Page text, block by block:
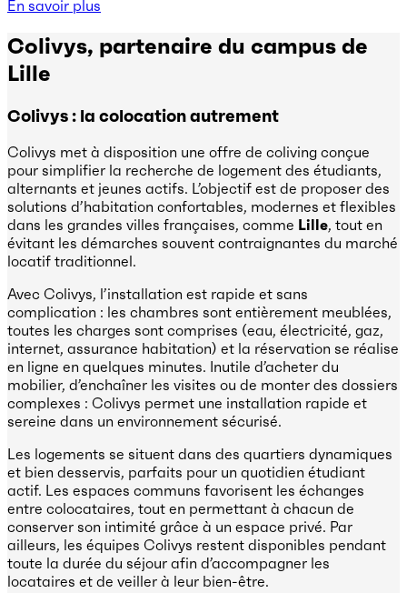
En savoir plus
Colivys, partenaire du campus de
Lille
Colivys : la colocation autrement
Colivys met à disposition une offre de coliving conçue
pour simplifier la recherche de logement des étudiants,
alternants et jeunes actifs. L’objectif est de proposer des
solutions d’habitation confortables, modernes et flexibles
dans les grandes villes françaises, comme Lille, tout en
évitant les démarches souvent contraignantes du marché
locatif traditionnel.
Avec Colivys, l’installation est rapide et sans
complication : les chambres sont entièrement meublées,
toutes les charges sont comprises (eau, électricité, gaz,
internet, assurance habitation) et la réservation se réalise
en ligne en quelques minutes. Inutile d’acheter du
mobilier, d’enchaîner les visites ou de monter des dossiers
complexes : Colivys permet une installation rapide et
sereine dans un environnement sécurisé.
Les logements se situent dans des quartiers dynamiques
et bien desservis, parfaits pour un quotidien étudiant
actif. Les espaces communs favorisent les échanges
entre colocataires, tout en permettant à chacun de
conserver son intimité grâce à un espace privé. Par
ailleurs, les équipes Colivys restent disponibles pendant
toute la durée du séjour afin d’accompagner les
locataires et de veiller à leur bien-être.